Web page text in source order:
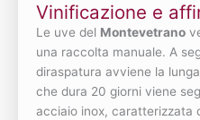
Vinificazione e
Le uve del Montevetrano
una raccolta manuale. A
diraspatura avviene la
che dura 20 giorni viene
acciaio inox, caratterizzata